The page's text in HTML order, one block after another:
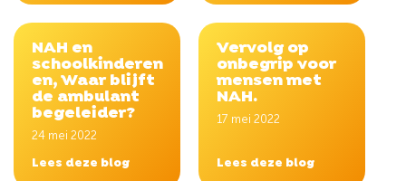
NAH en
schoolkinderen
en, Waar blijft
de ambulant
begeleider?
24 mei 2022
Lees deze blog
Vervolg op
onbegrip voor
mensen met
NAH.
17 mei 2022
Lees deze blog